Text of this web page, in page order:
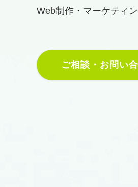
Web制作・マーケティ
ご相談・お問い